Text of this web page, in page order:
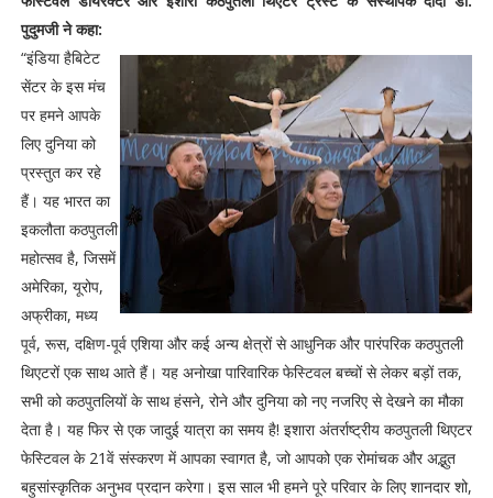
पुदुमजी ने कहा:
“इंडिया हैबिटेट
सेंटर के इस मंच
पर हमने आपके
लिए दुनिया को
प्रस्तुत कर रहे
हैं। यह भारत का
इकलौता कठपुतली
महोत्सव है, जिसमें
अमेरिका, यूरोप,
अफ्रीका, मध्य
पूर्व, रूस, दक्षिण-पूर्व एशिया और कई अन्य क्षेत्रों से आधुनिक और पारंपरिक कठपुतली
थिएटरों एक साथ आते हैं। यह अनोखा पारिवारिक फेस्टिवल बच्चों से लेकर बड़ों तक,
सभी को कठपुतलियों के साथ हंसने, रोने और दुनिया को नए नजरिए से देखने का मौका
देता है। यह फिर से एक जादुई यात्रा का समय है! इशारा अंतर्राष्ट्रीय कठपुतली थिएटर
फेस्टिवल के 21वें संस्करण में आपका स्वागत है, जो आपको एक रोमांचक और अद्भुत
बहुसांस्कृतिक अनुभव प्रदान करेगा। इस साल भी हमने पूरे परिवार के लिए शानदार शो,